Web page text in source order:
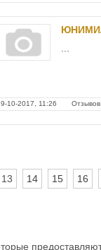
10-2017, 11:26
13 14 15 16
предоставляют